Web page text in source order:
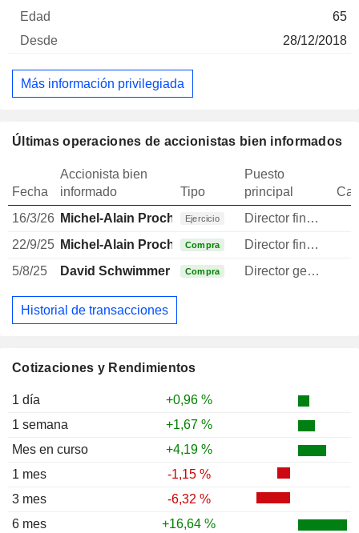
Cotizaciones y Rendimientos
1 día
+0,96 %
1 semana
+1,67 %
Mes en curso
+4,19 %
1 mes
-1,15 %
3 mes
-6,32 %
6 mes
+16,64 %
65
28/12/2018
Más información privilegiada
Últimas operaciones de accionistas bien informados
Fecha
Accionista bien
informado
Tipo
Puesto
principal
16/3/26 Michel-Alain Proch Ejercicio Director financiero
22/9/25 Michel-Alain Proch Compra Director financiero
5/8/25
David Schwimmer Compra Director general
Historial de transacciones